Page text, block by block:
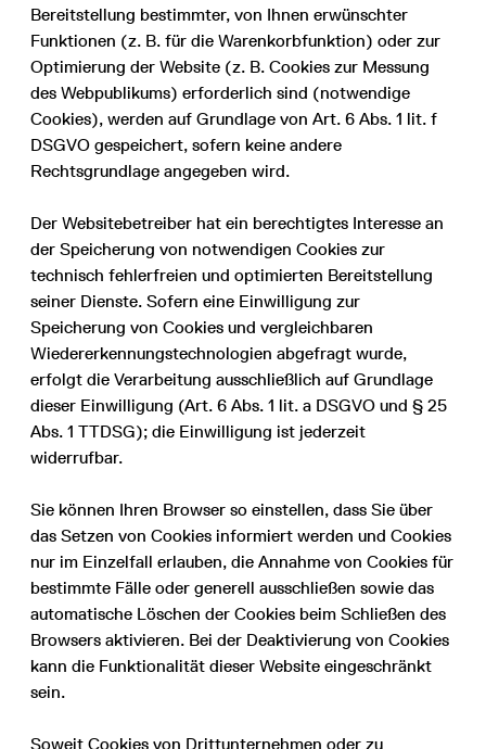
Bereitstellung bestimmter, von Ihnen erwünschter
Funktionen (z. B. für die Warenkorbfunktion) oder zur
Optimierung der Website (z. B. Cookies zur Messung
des Webpublikums) erforderlich sind (notwendige
Cookies), werden auf Grundlage von Art. 6 Abs. 1 lit. f
DSGVO gespeichert, sofern keine andere
Rechtsgrundlage angegeben wird.
Der Websitebetreiber hat ein berechtigtes Interesse an
der Speicherung von notwendigen Cookies zur
technisch fehlerfreien und optimierten Bereitstellung
seiner Dienste. Sofern eine Einwilligung zur
Speicherung von Cookies und vergleichbaren
Wiedererkennungstechnologien abgefragt wurde,
erfolgt die Verarbeitung ausschließlich auf Grundlage
dieser Einwilligung (Art. 6 Abs. 1 lit. a DSGVO und § 25
Abs. 1 TTDSG); die Einwilligung ist jederzeit
widerrufbar.
Sie können Ihren Browser so einstellen, dass Sie über
das Setzen von Cookies informiert werden und Cookies
nur im Einzelfall erlauben, die Annahme von Cookies für
bestimmte Fälle oder generell ausschließen sowie das
automatische Löschen der Cookies beim Schließen des
Browsers aktivieren. Bei der Deaktivierung von Cookies
kann die Funktionalität dieser Website eingeschränkt
sein.
Soweit Cookies von Drittunternehmen oder zu